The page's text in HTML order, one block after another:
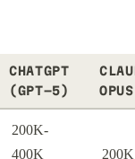
CHATGPT
(GPT-5)
200K-
400K